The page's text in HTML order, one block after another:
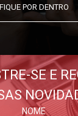
FIQUE POR DENTRO
SE E
NOME